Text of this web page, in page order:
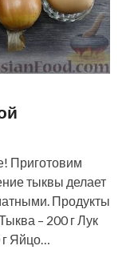
Приготовим
тыквы делает
Продукты
– 200 г Лук
г Яйцо…